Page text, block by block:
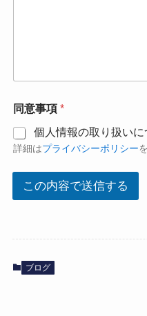
同意事項 *
個人情報の取り扱いに
詳細はプライバシーポリシー
この内容で送信する
ブログ